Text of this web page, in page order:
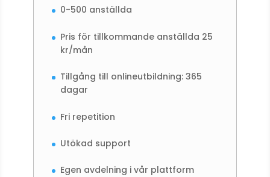
0-500 anställda
Pris för tillkommande anställda 25
kr/mån
Tillgång till onlineutbildning: 365
dagar
Fri repetition
Utökad support
Egen avdelning i vår plattform